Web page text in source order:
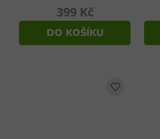
399 Kč
DO KOŠÍKU